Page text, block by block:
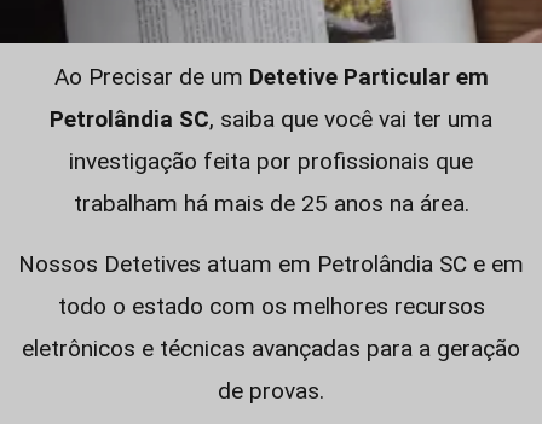
Ao Precisar de um Detetive Particular em
Petrolândia SC, saiba que você vai ter uma
investigação feita por profissionais que
trabalham há mais de 25 anos na área.
Nossos Detetives atuam em Petrolândia SC e em
todo o estado com os melhores recursos
eletrônicos e técnicas avançadas para a geração
de provas.